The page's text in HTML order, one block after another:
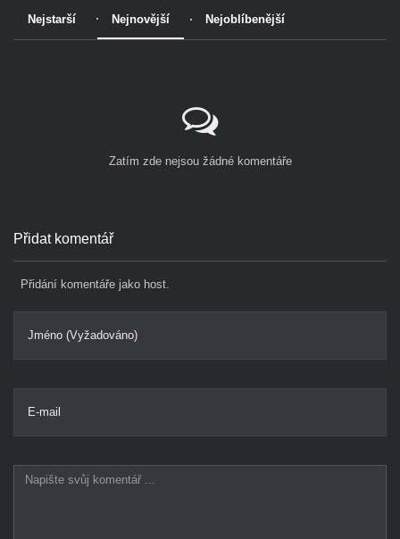
Nejstarší Nejnovější Nejoblíbenější
Zatím zde nejsou žádné komentáře
Přidat komentář
Přidání komentáře jako host.
Jméno (Vyžadováno)
E-mail